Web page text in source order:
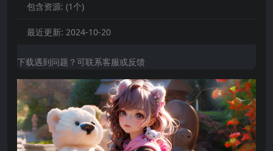
包含资源: (1个)
最近更新: 2024-10-20
下载遇到问题？可联系客服或反馈